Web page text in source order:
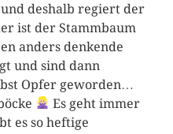
deshalb regiert der
ist der Stammbaum
anders denkende
und sind dann
Opfer geworden…
Es geht immer
es so heftige